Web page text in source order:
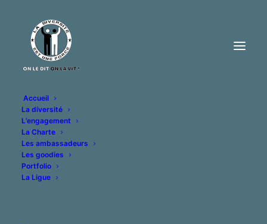
Accueil
La diversité
L’engagement
La Charte
Les ambassadeurs
Les goodies
Portfolio
La Ligue